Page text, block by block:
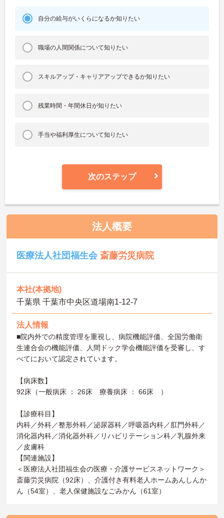
自分の給与がいくらになるか知りたい
職場の人間関係について知りたい
スキルアップ・キャリアアップできるか知りたい
残業時間・年間休日が知りたい
手当や福利厚生について知りたい
次のステップ
法人概要
医療法人社団福生会斎藤労災病院
本社(本拠地)
千葉県 千葉市中央区道場南1-12-7
法人情報
■院内外での精度管理を重視し、病院機能評価、全国労働衛
生連合会の機能評価、人間ドック学会機能評価を受審し、す
べてにおいて認定されています。
【病床数】
92床（一般病床 ： 26床 療養病床 ： 66床 ）
【診療科目】
内科／外科／整形外科／泌尿器科／呼吸器内科／肛門外科／
消化器内科／消化器外科／リハビリテーション科／乳腺外来
／皮膚科
【関連施設】
＜医療法人社団福生会の医療・介護サービスネットワーク＞
斎藤労災病院（92床）、介護付き有料老人ホームあんしんか
ん（54室）、老人保健施設なごみかん（61室）